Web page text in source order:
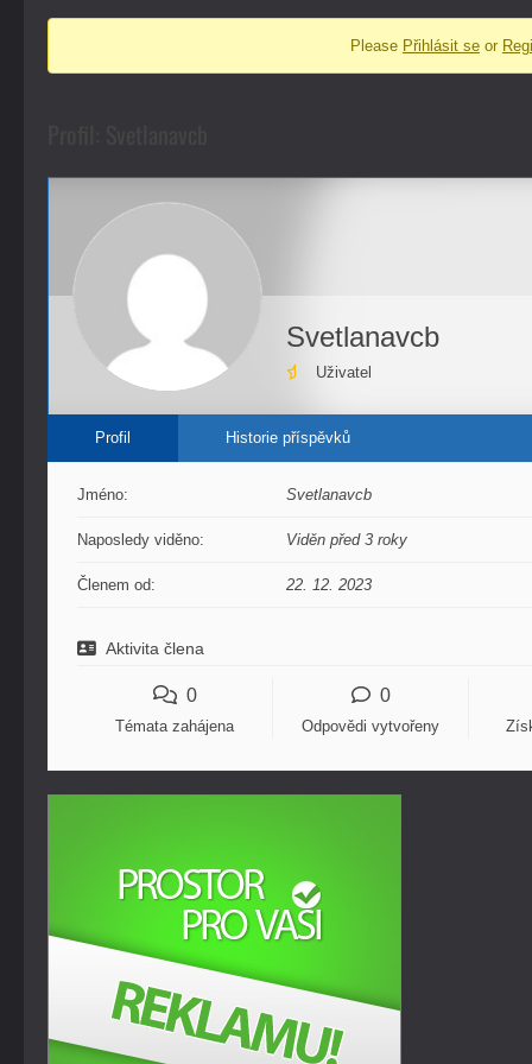
nacházíte
Please Přihlásit seor
Svetlanavcb
Uživatel
Profil Historie příspěvků
Jméno: Svetlanavcb
Naposledy viděno: Viděn před 3 roky
Členem od: 22. 12. 2023
Aktivita člena
0
Témata zahájena
0
Odpovědi vytvořeny